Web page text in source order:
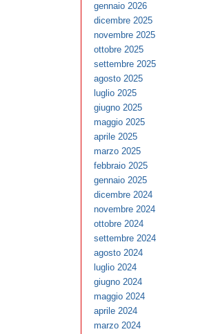
gennaio 2026
dicembre 2025
novembre 2025
ottobre 2025
settembre 2025
agosto 2025
luglio 2025
giugno 2025
maggio 2025
aprile 2025
marzo 2025
febbraio 2025
gennaio 2025
dicembre 2024
novembre 2024
ottobre 2024
settembre 2024
agosto 2024
luglio 2024
giugno 2024
maggio 2024
aprile 2024
marzo 2024